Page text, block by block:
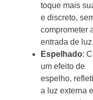
toque mais
e discreto,
comprometer
entrada de luz.
Espelhado:
um efeito de
espelho,
a luz externa e